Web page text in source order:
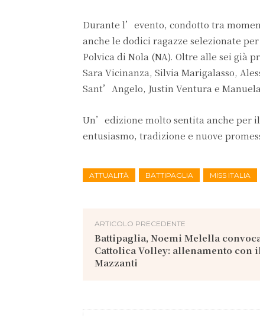
Durante l’evento, condotto tra
anche le dodici ragazze selezionate
Polvica di Nola (NA). Oltre alle sei già
Sara Vicinanza, Silvia Marigalasso,
Sant’Angelo, Justin Ventura e
Un’edizione molto sentita anche per
entusiasmo, tradizione e nuove
ATTUALITÀ BATTIPAGLIA MISS ITALIA
ARTICOLO PRECEDENTE
Battipaglia, Noemi Melella
Cattolica Volley: allenamento con
Mazzanti